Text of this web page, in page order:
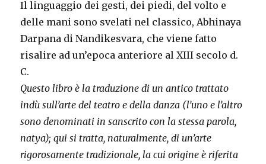
Il linguaggio dei gesti, dei piedi, del volto e
delle mani sono svelati nel classico, Abhinaya
Darpana di Nandikesvara, che viene fatto
risalire ad un’epoca anteriore al XIII secolo d.
C.
Questo libro è la traduzione di un antico trattato
indù sull’arte del teatro e della danza (l’uno e l’altro
sono denominati in sanscrito con la stessa parola,
natya); qui si tratta, naturalmente, di un’arte
rigorosamente tradizionale, la cui origine è riferita